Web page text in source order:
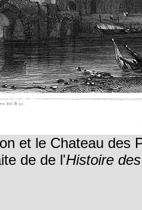
et le Chateau des
de de l'Histoire